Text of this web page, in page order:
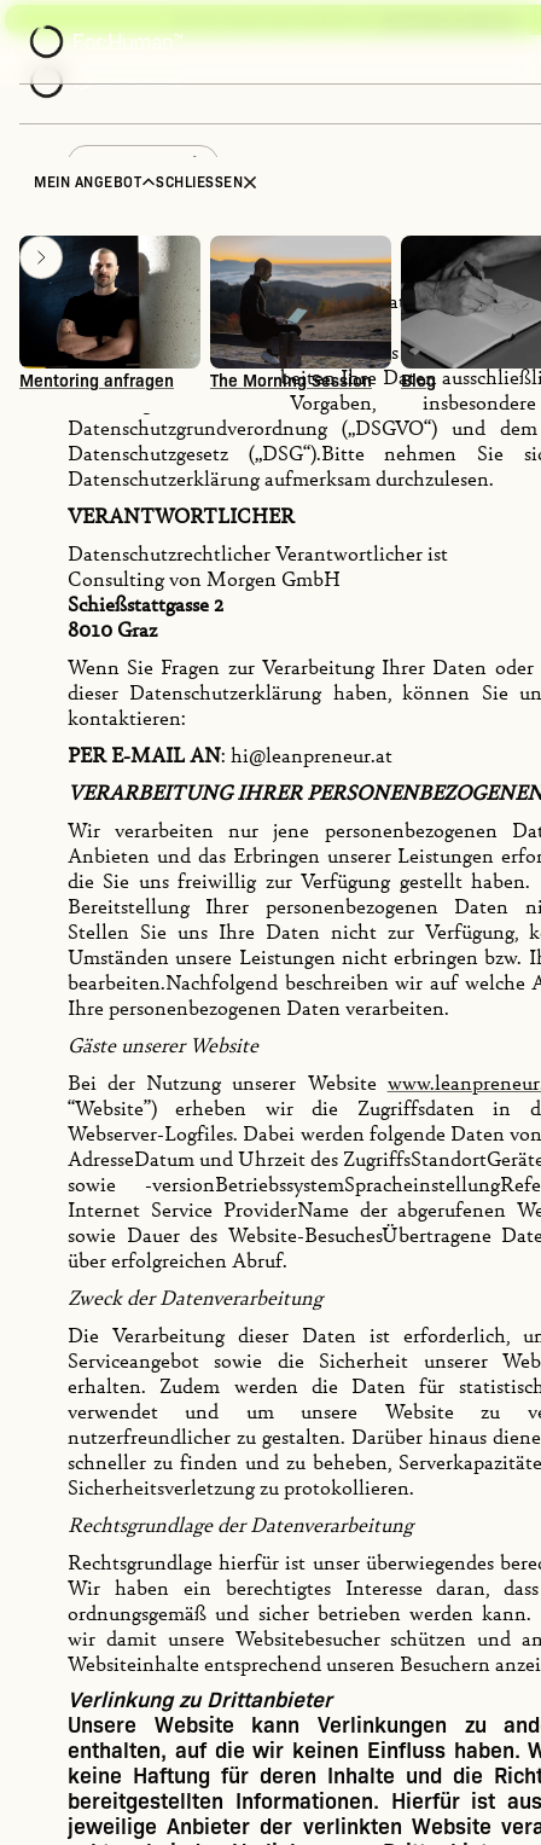
Mentoring anfragen The Morning Session Blog
MEIN ANGEBOT SCHLIESSEN
®
Der Schutz Ihrer persönlichen Daten und Ihrer
einsnullneun consulting GmbH(in der Folge
besonderes Anliegen. Wir als
Datenverarbeitung verarbeiten Ihre Daten
der gesetzlicher Vorgaben,
Datenschutzgrundverordnung („DSGVO“) und
Datenschutzgesetz („DSG“).Bitte nehmen Sie
Datenschutzerklärung aufmerksam durchzulesen.‍
VERANTWORTLICHER‍
Datenschutzrechtlicher Verantwortlicher ist
Consulting von Morgen GmbH
Schießstattgasse 2
8010 Graz
Wenn Sie Fragen zur Verarbeitung Ihrer Daten
dieser Datenschutzerklärung haben, können Sie
kontaktieren:‍
PER E-MAIL AN: hi@leanpreneur.at
VERARBEITUNG IHRER
Wir verarbeiten nur jene personenbezogenen
Anbieten und das Erbringen unserer Leistungen
die Sie uns freiwillig zur Verfügung gestellt haben.
Bereitstellung Ihrer personenbezogenen Daten
Stellen Sie uns Ihre Daten nicht zur Verfügung,
Umständen unsere Leistungen nicht erbringen bzw.
bearbeiten.Nachfolgend beschreiben wir auf welche
Ihre personenbezogenen Daten verarbeiten.
Gäste unserer Website
Bei der Nutzung unserer Website
“Website”) erheben wir die Zugriffsdaten in
Webserver-Logfiles. Dabei werden folgende Daten
AdresseDatum und Uhrzeit des
sowie -
Internet Service ProviderName der abgerufenen
sowie Dauer des Website-BesuchesÜbertragene
über erfolgreichen Abruf.
Zweck der Datenverarbeitung
Die Verarbeitung dieser Daten ist erforderlich,
Serviceangebot sowie die Sicherheit unserer
erhalten. Zudem werden die Daten für
verwendet und um unsere Website zu
nutzerfreundlicher zu gestalten. Darüber hinaus
schneller zu finden und zu beheben,
Sicherheitsverletzung zu protokollieren.
Rechtsgrundlage der Datenverarbeitung
Rechtsgrundlage hierfür ist unser überwiegendes
Wir haben ein berechtigtes Interesse daran,
ordnungsgemäß und sicher betrieben werden
wir damit unsere Websitebesucher schützen und
Websiteinhalte entsprechend unseren Besuchern
Verlinkung zu Drittanbieter
Unsere Website kann Verlinkungen zu
enthalten, auf die wir keinen Einfluss haben.
keine Haftung für deren Inhalte und die
bereitgestellten Informationen. Hierfür ist
jeweilige Anbieter der verlinkten Website